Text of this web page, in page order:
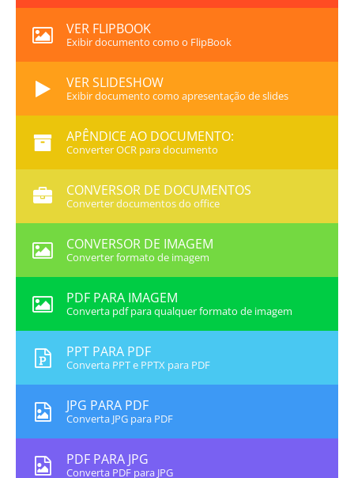
VER FLIPBOOK
Exibir documento como o FlipBook
VER SLIDESHOW
Exibir documento como apresentação de slides
APÊNDICE AO DOCUMENTO:
Converter OCR para documento
CONVERSOR DE DOCUMENTOS
Converter documentos do office
CONVERSOR DE IMAGEM
Converter formato de imagem
PDF PARA IMAGEM
Converta pdf para qualquer formato de imagem
PPT PARA PDF
Converta PPT e PPTX para PDF
JPG PARA PDF
Converta JPG para PDF
PDF PARA JPG
Converta PDF para JPG